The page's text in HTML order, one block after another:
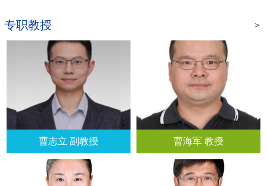
专职教授 >
曹志立 副教授 曹海军 教授